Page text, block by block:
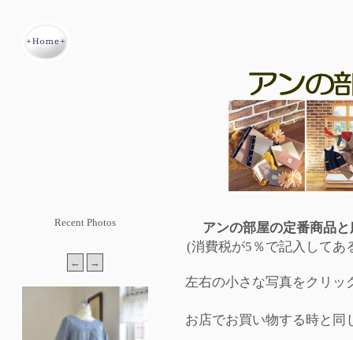
Recent Photos
アンの部屋の定番商品
(消費税が5％で記入してあ
左右の小さな写真をクリッ
お店でお買い物する時と同